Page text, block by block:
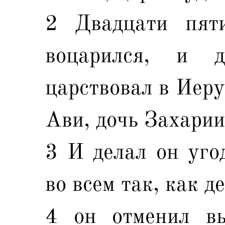
2 Двадцати
воцарился, и
царствовал в
Ави, дочь
3 И делал он
во всем так, как
4 он отменил